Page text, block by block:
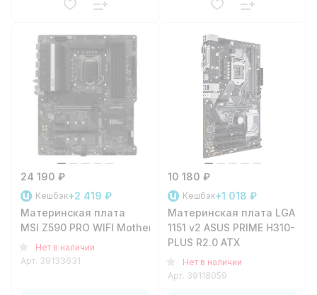
24 190 ₽
Кешбэк+2 419 ₽
Материнская плата
MSI Z590 PRO WIFI Motherboard s1200
Нет в наличии
Арт. 39133631
10 180 ₽
Кешбэк+1 018 ₽
Материнская плата LGA
1151 v2 ASUS PRIME H310-
PLUS R2.0 ATX
Нет в наличии
Арт. 39118059